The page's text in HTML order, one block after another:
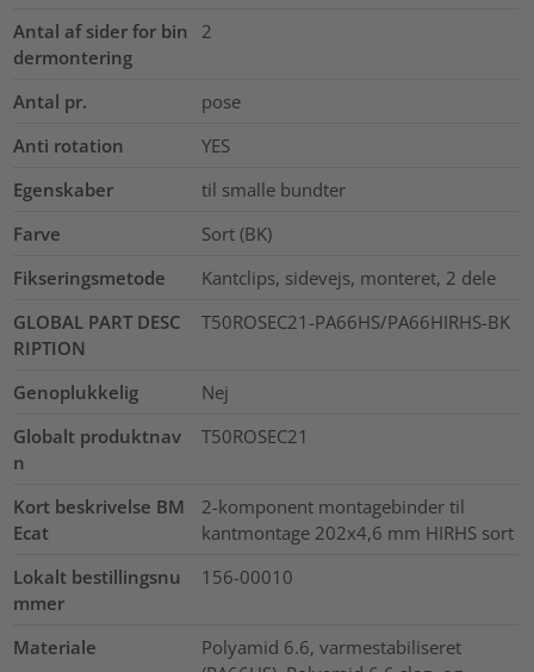
Antal af sider for bin
dermontering
2
Antal pr.
pose
Anti rotation
YES
Egenskaber
til smalle bundter
Farve
Sort (BK)
Fikseringsmetode
Kantclips, sidevejs, monteret, 2 dele
GLOBAL PART DESC
RIPTION
T50ROSEC21-PA66HS/PA66HIRHS-BK
Genoplukkelig
Nej
Globalt produktnav
n
T50ROSEC21
Kort beskrivelse BM
Ecat
2-komponent montagebinder til
kantmontage 202x4,6 mm HIRHS sort
Lokalt bestillingsnu
mmer
156-00010
Materiale
Polyamid 6.6, varmestabiliseret